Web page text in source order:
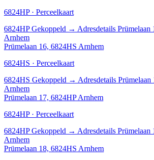
6824HP · Perceelkaart
6824HP Gekoppeld → Adresdetails
Arnhem
Prümelaan 16, 6824HS Arnhem
6824HS · Perceelkaart
6824HS Gekoppeld → Adresdetails Prümelaan
Arnhem
Prümelaan 17, 6824HP Arnhem
6824HP · Perceelkaart
6824HP Gekoppeld → Adresdetails Prümelaan
Arnhem
Prümelaan 18, 6824HS Arnhem